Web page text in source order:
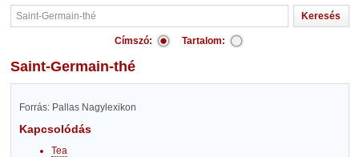
Címszó: Tartalom:
Saint-Germain-thé
Forrás: Pallas Nagylexikon
Kapcsolódás
Tea